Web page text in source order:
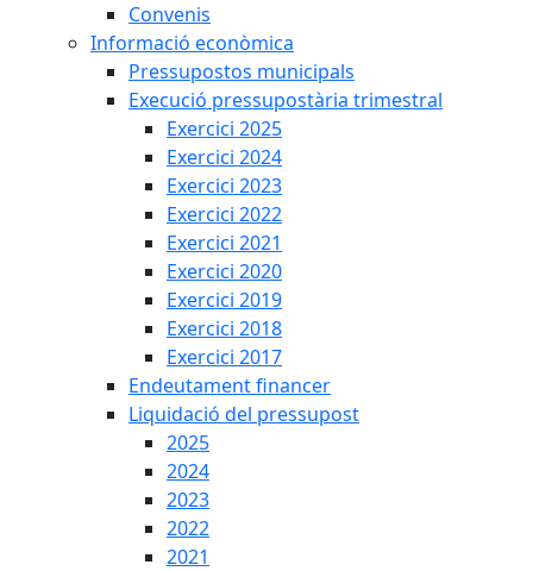
Convenis
Informació econòmica
Pressupostos municipals
Execució pressupostària trimestral
Exercici 2025
Exercici 2024
Exercici 2023
Exercici 2022
Exercici 2021
Exercici 2020
Exercici 2019
Exercici 2018
Exercici 2017
Endeutament financer
Liquidació del pressupost
2025
2024
2023
2022
2021